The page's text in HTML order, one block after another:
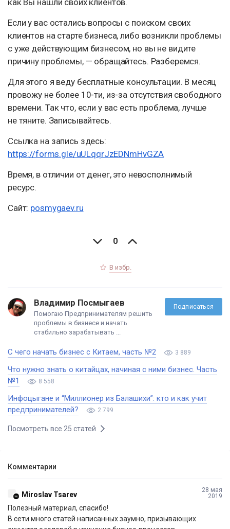
как Вы нашли своих клиентов.
Если у вас остались вопросы с поиском своих
клиентов на старте бизнеса, либо возникли проблемы
с уже действующим бизнесом, но вы не видите
причину проблемы, — обращайтесь. Разберемся.
Для этого я веду бесплатные консультации. В месяц
провожу не более 10-ти, из-за отсутствия свободного
времени. Так что, если у вас есть проблема, лучше
не тяните. Записывайтесь.
Ссылка на запись здесь:
https://forms.gle/uULqqrJzEDNmHvGZA
Время, в отличии от денег, это невосполнимый
ресурс.
Сайт: posmygaev.ru
0
В избр.
Подписаться
Владимир Посмыгаев
Помогаю Предпринимателям решить
проблемы в бизнесе и начать
стабильно зарабатывать ...
С чего начать бизнес с Китаем, часть №2 3 889
Что нужно знать о китайцах, начиная с ними бизнес. Часть
№1
8 558
Инфоцыгане и “Миллионер из Балашихи”: кто и как учит
предпринимателей?
2 799
Посмотреть все 25 статей
Комментарии
Miroslav Tsarev
28 мая
2019
Полезный материал, спасибо!
В сети много статей написанных заумно, призывающих